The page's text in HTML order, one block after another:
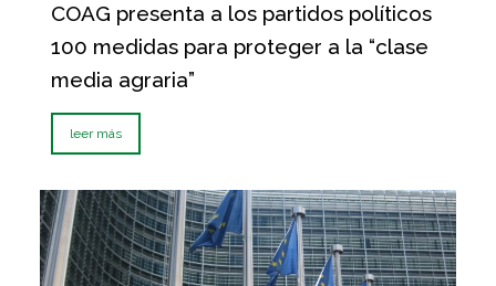
COAG presenta a los partidos políticos
100 medidas para proteger a la “clase
media agraria”
leer más